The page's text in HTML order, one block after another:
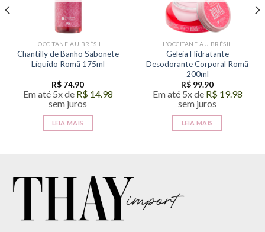
L'OCCITANE AU BRÉSIL
Chantilly de Banho Sabonete
Líquido Romã 175ml
R$ 74.90
Em até 5x de R$14.98
sem juros
LEIA MAIS
L'OCCITANE AU BRÉSIL
Geleia Hidratante
Desodorante Corporal Romã
200ml
R$ 99.90
Em até 5x de R$19.98
sem juros
LEIA MAIS